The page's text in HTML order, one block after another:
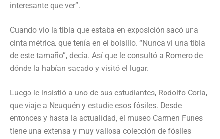
interesante que ver”.
Cuando vio la tibia que estaba en exposición sacó una
cinta métrica, que tenía en el bolsillo. “Nunca vi una tibia
de este tamaño”, decía. Así que le consultó a Romero de
dónde la habían sacado y visitó el lugar.
Luego le insistió a uno de sus estudiantes, Rodolfo Coria,
que viaje a Neuquén y estudie esos fósiles. Desde
entonces y hasta la actualidad, el museo Carmen Funes
tiene una extensa y muy valiosa colección de fósiles